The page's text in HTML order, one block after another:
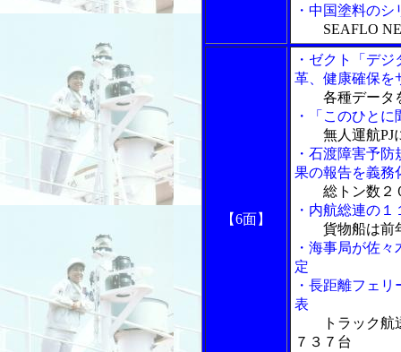
・中国塗料の
SEAFLO
【6面】
・ゼクト「デ
革、健康確保を
各種データ
・「このひと
無人運航PJ
・石渡障害予
果の報告を義務
総トン数２
・内航総連の
貨物船は前
・海事局が佐
定
・長距離フェ
表
トラック
７３７台